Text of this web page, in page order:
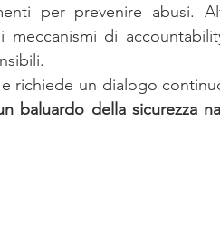
per prevenire abusi.
meccanismi di
richiede un dialogo
baluardo della sicurezza